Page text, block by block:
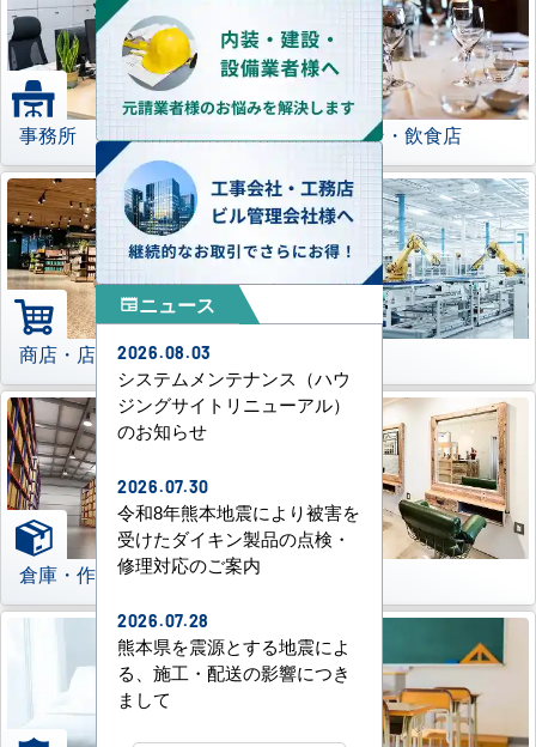
事務所 レストラン・飲食店
商店・店舗
倉庫・作業場
newspaperニュース
2026.08.03
システムメンテナンス（ハウ
ジングサイトリニューアル）
のお知らせ
2026.07.30
令和8年熊本地震により被害を
受けたダイキン製品の点検・
修理対応のご案内
2026.07.28
熊本県を震源とする地震によ
る、施工・配送の影響につき
まして